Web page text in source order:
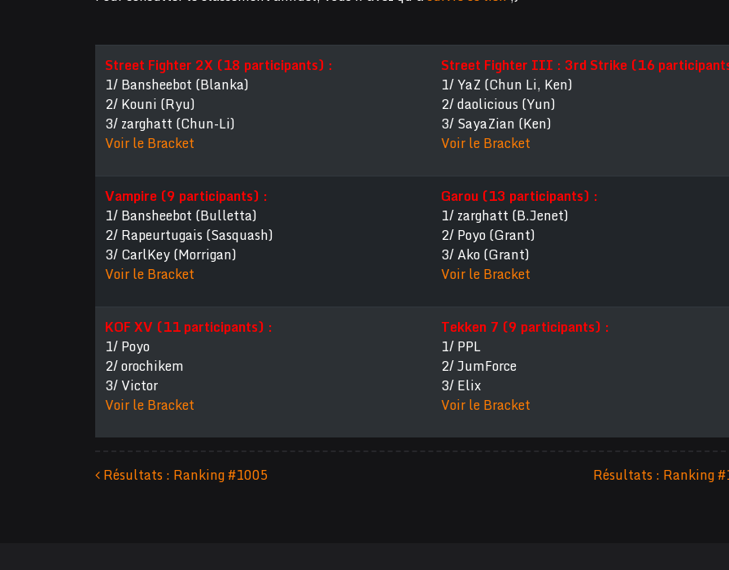
Street Fighter 2X (18 participants) :
1/ Bansheebot (Blanka)
2/ Kouni (Ryu)
3/ zarghatt (Chun-Li)
Voir le Bracket
Street Fighter III : 3rd Strike (16
1/ YaZ (Chun Li, Ken)
2/ daolicious (Yun)
3/ SayaZian (Ken)
Voir le Bracket
Vampire (9 participants) :
1/ Bansheebot (Bulletta)
2/ Rapeurtugais (Sasquash)
3/ CarlKey (Morrigan)
Voir le Bracket
Garou (13 participants) :
1/ zarghatt (B.Jenet)
2/ Poyo (Grant)
3/ Ako (Grant)
Voir le Bracket
KOF XV (11 participants) :
1/ Poyo
2/ orochikem
3/ Victor
Voir le Bracket
Tekken 7 (9 participants) :
1/ PPL
2/ JumForce
3/ Elix
Voir le Bracket
Résultats : Ranking #1005 Résultats : Ranking